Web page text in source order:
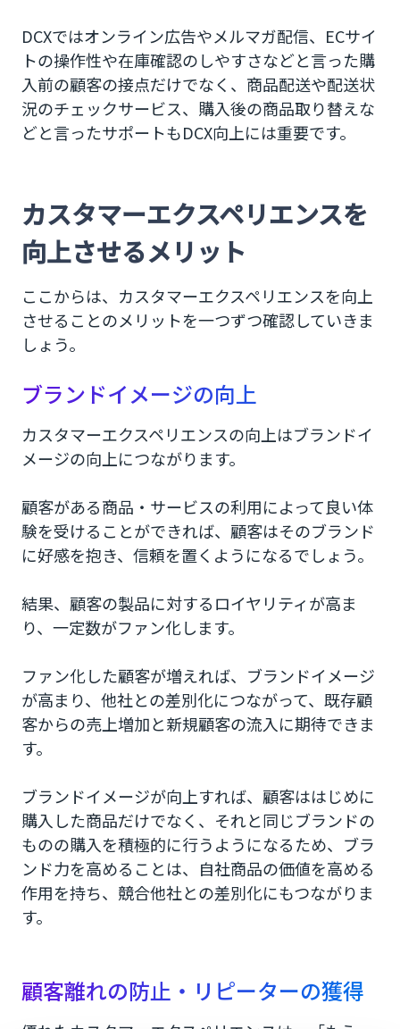
DCXではオンライン広告やメルマガ配信、ECサイ
トの操作性や在庫確認のしやすさなどと言った購
入前の顧客の接点だけでなく、商品配送や配送状
況のチェックサービス、購入後の商品取り替えな
どと言ったサポートもDCX向上には重要です。
カスタマーエクスペリエンスを
向上させるメリット
ここからは、カスタマーエクスペリエンスを向上
させることのメリットを一つずつ確認していきま
しょう。
ブランドイメージの向上
カスタマーエクスペリエンスの向上はブランドイ
メージの向上につながります。
顧客がある商品・サービスの利用によって良い体
験を受けることができれば、顧客はそのブランド
に好感を抱き、信頼を置くようになるでしょう。
結果、顧客の製品に対するロイヤリティが高ま
り、一定数がファン化します。
ファン化した顧客が増えれば、ブランドイメージ
が高まり、他社との差別化につながって、既存顧
客からの売上増加と新規顧客の流入に期待できま
す。
ブランドイメージが向上すれば、顧客ははじめに
購入した商品だけでなく、それと同じブランドの
ものの購入を積極的に行うようになるため、ブラ
ンド力を高めることは、自社商品の価値を高める
作用を持ち、競合他社との差別化にもつながりま
す。
顧客離れの防止・リピーターの獲得